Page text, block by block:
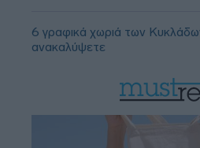
6 γραφικά χωριά των
ανακαλύψετε